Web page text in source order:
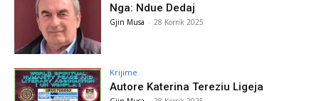
Nga: Ndue Dedaj
Gjin Musa - 28 Korrik 2025
Krijime
Autore Katerina Tereziu Ligeja